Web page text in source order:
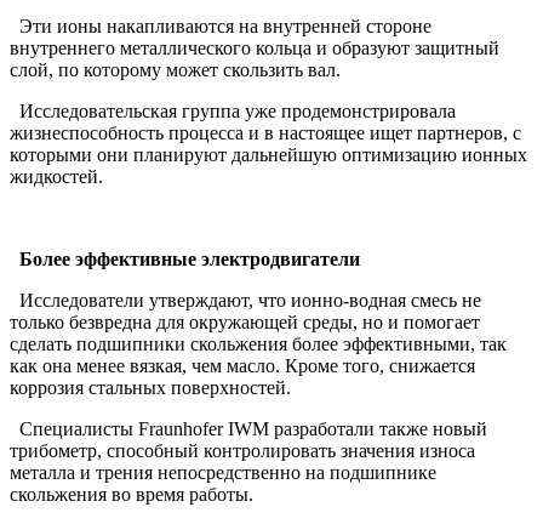
Эти ионы накапливаются на внутренней стороне
внутреннего металлического кольца и образуют защитный
слой, по которому может скользить вал.
Исследовательская группа уже продемонстрировала
жизнеспособность процесса и в настоящее ищет партнеров, с
которыми они планируют дальнейшую оптимизацию ионных
жидкостей.
Более эффективные электродвигатели
Исследователи утверждают, что ионно-водная смесь не
только безвредна для окружающей среды, но и помогает
сделать подшипники скольжения более эффективными, так
как она менее вязкая, чем масло. Кроме того, снижается
коррозия стальных поверхностей.
Специалисты Fraunhofer IWM разработали также новый
трибометр, способный контролировать значения износа
металла и трения непосредственно на подшипнике
скольжения во время работы.